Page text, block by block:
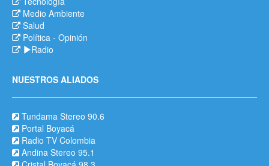
Medio Ambiente
Salud
Política - Opinión
Radio
NUESTROS ALIADOS
Tundama Stereo 90.6
Portal Boyacá
Radio TV Colombia
Andina Stereo 95.1